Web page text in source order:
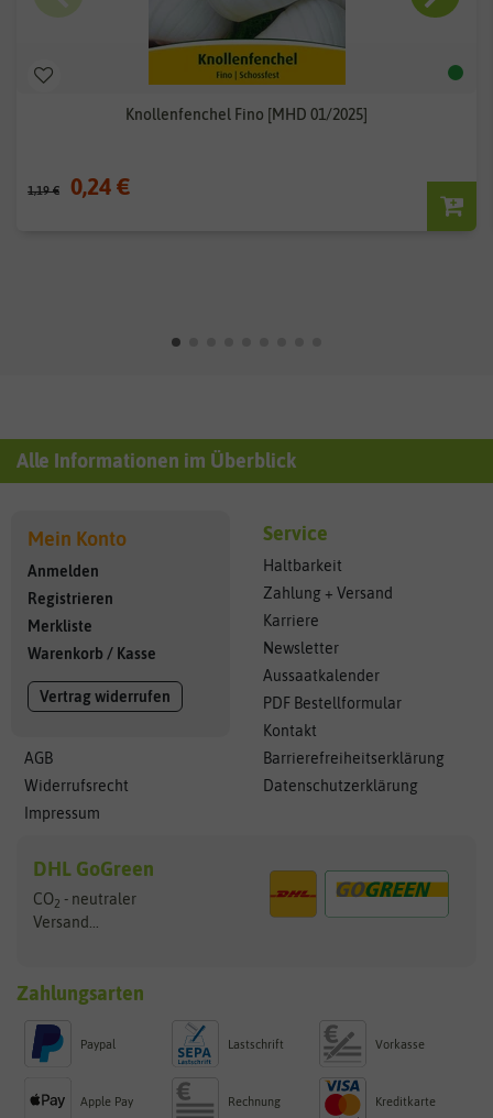
Knollenfenchel Fino [MHD 01/2025]
1,19 € 0,24 €
Alle Informationen im Überblick
Mein Konto
Anmelden
Registrieren
Merkliste
Warenkorb / Kasse
Vertrag widerrufen
AGB
Widerrufsrecht
Impressum
Service
Haltbarkeit
Zahlung + Versand
Karriere
Newsletter
Aussaatkalender
PDF Bestellformular
Kontakt
Barrierefreiheitserklärung
Datenschutzerklärung
DHL GoGreen
CO2 - neutraler
Versand...
Zahlungsarten
Paypal Lastschrift Vorkasse
Apple Pay Rechnung Kreditkarte